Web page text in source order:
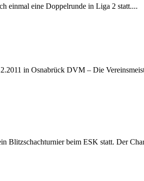
einmal eine Doppelrunde in Liga 2 statt....
in Osnabrück DVM – Die
Blitzschachturnier beim ESK statt. Der